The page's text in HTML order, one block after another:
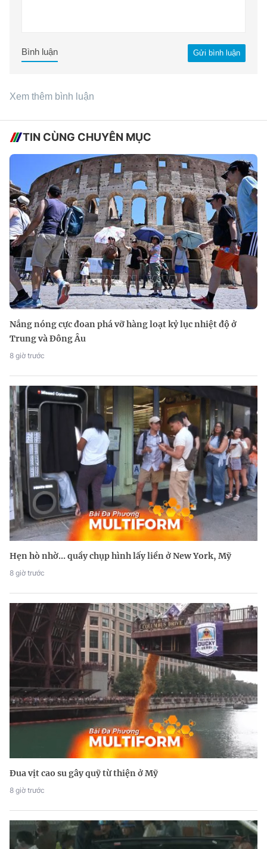
Gửi bình luận
Bình luận
Xem thêm bình luận
TIN CÙNG CHUYÊN MỤC
Nắng nóng cực đoan phá vỡ hàng loạt kỷ lục nhiệt độ ở
Trung và Đông Âu
8 giờ trước
Hẹn hò nhờ... quầy chụp hình lấy liền ở New York, Mỹ
8 giờ trước
Đua vịt cao su gây quỹ từ thiện ở Mỹ
8 giờ trước